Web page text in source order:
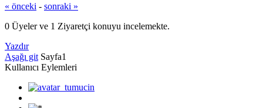
« önceki - sonraki »
0 Üyeler ve 1 Ziyaretçi konuyu incelemekte.
Yazdır
Aşağı git Sayfa1
Kullanıcı Eylemleri